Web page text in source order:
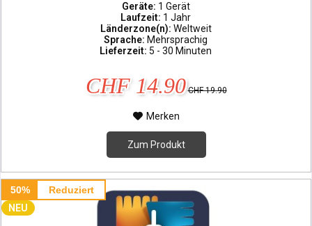
Geräte: 1 Gerät
Laufzeit: 1 Jahr
Länderzone(n): Weltweit
Sprache: Mehrsprachig
Lieferzeit: 5 - 30 Minuten
CHF 14.90 CHF 19.90
Merken
Zum Produkt
50%
Reduziert
NEU